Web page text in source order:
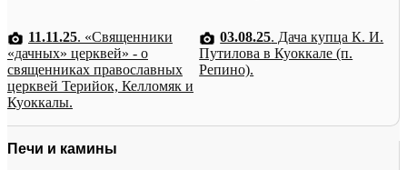
11.11.25. «Священники
«дачных» церквей» - о
священниках православных
церквей Терийок, Келломяк и
Куоккалы.
03.08.25. Дача купца К. И.
Путилова в Куоккале (п.
Репино).
Печи и камины